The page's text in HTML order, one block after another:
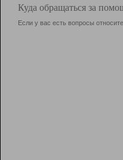
Куда обращаться за
Если у вас есть вопросы